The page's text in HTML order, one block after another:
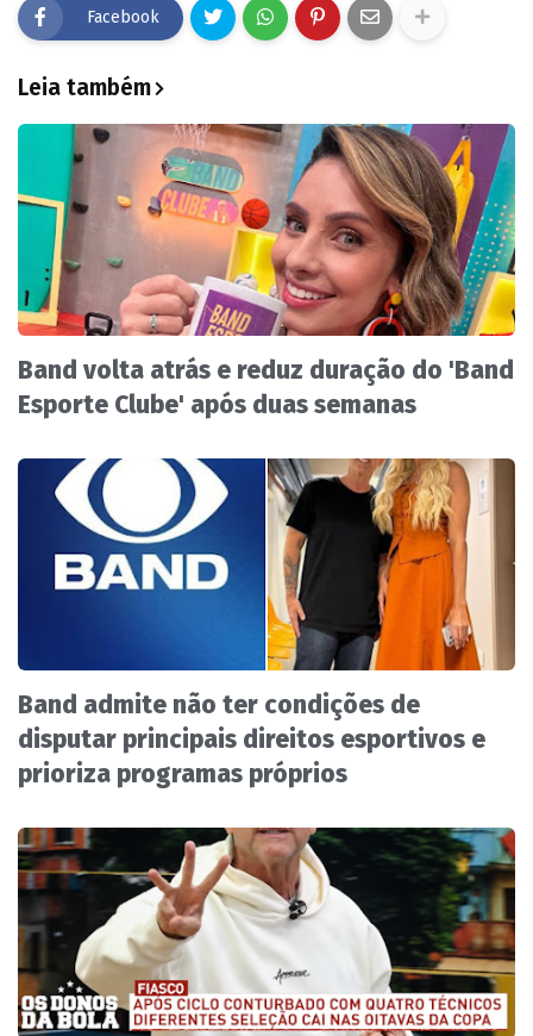
Facebook
Leia também
Band volta atrás e reduz duração do 'Band
Esporte Clube' após duas semanas
Band admite não ter condições de
disputar principais direitos esportivos e
prioriza programas próprios